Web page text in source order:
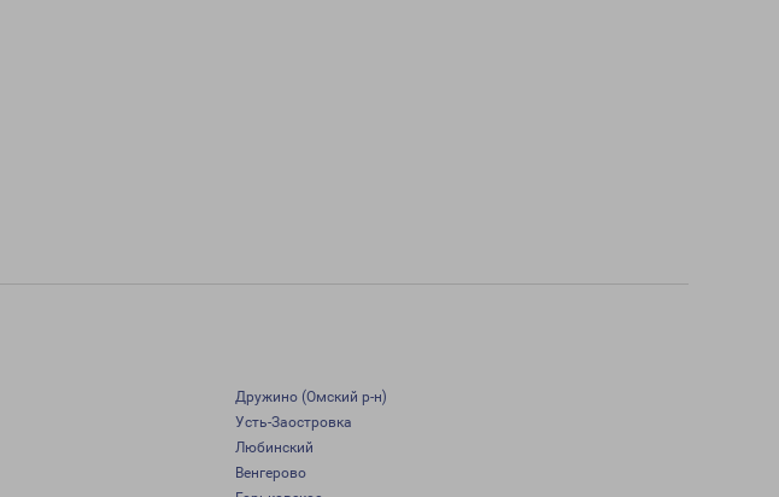
Дружино (Омский р-н)
Усть-Заостровка
Любинский
Венгерово